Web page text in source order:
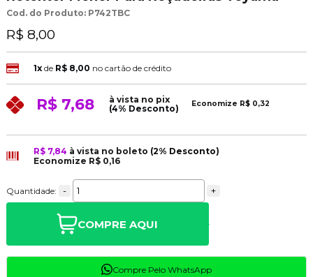
Cod. do Produto: P742TBC
R$ 8,00
1xde R$ 8,00 no cartão de crédito
R$ 7,68
à vista no pix
(4% Desconto)
Economize R$ 0,32
R$ 7,84 à vista no boleto (2% Desconto)
Economize R$ 0,16
Quantidade: - +
COMPRE AQUI
Compre Pelo WhatsApp